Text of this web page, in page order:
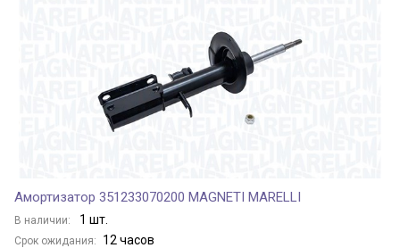
Амортизатор 351233070200 MAGNETI MARELLI
В наличии: 1 шт.
Срок ожидания: 12 часов